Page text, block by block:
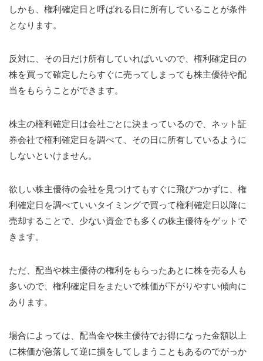
しかも、権利確定日と呼ばれる日に所有していることが条件
となります。
反対に、その日だけ所有していればいいので、権利確定日の
株を買って確定したらすぐに売ってしまっても株主優待や配
当をもらうことができます。
株主の権利確定日は会社ごとに決まっているので、ネット証
券会社で権利確定日を調べて、その日に所有しているように
しないといけません。
欲しい株主優待の会社を見つけてもすぐに飛びつかずに、権
利確定日を調べていいタイミングで買って権利確定日以降に
売却することで、少ない資金でも多くの株主優待をゲットで
きます。
ただ、配当や株主優待の権利をもらったあとに株を売る人も
多いので、権利確定日をまたいで株価が下がりやすい傾向に
あります。
場合によっては、配当金や株主優待でお得になった金額以上
に株価が急落して逆に損をしてしまうこともあるのでがっか